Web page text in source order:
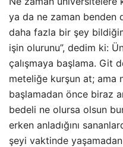
ya da ne zaman benden
daha fazla bir şey
işin olurunu”, dedim ki:
çalışmaya başlama. Git
meteliğe kurşun at; ama
başlamadan önce biraz
bedeli ne olursa olsun
erken anladığını
şeyi vaktinde